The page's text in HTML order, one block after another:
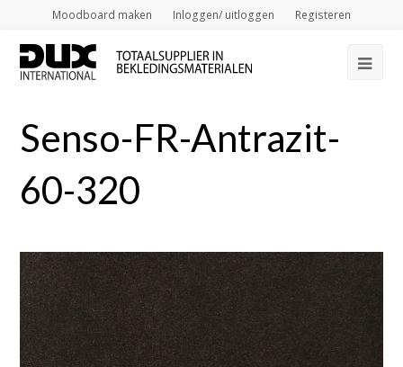
Moodboard maken Inloggen/ uitloggen Registeren
Senso-FR-Antrazit-
60-320